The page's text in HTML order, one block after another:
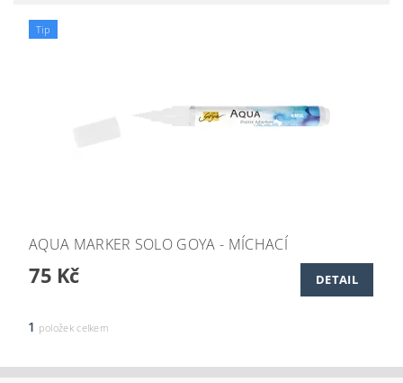
Tip
AQUA MARKER SOLO GOYA - MÍCHACÍ
75 Kč DETAIL
1 položek celkem